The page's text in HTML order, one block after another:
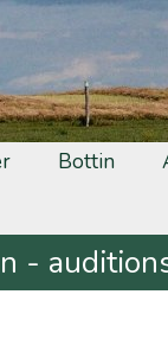
Bottin
-